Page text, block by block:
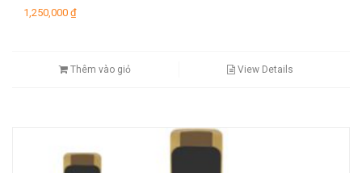
1,250,000 ₫
Thêm vào giỏ View Details